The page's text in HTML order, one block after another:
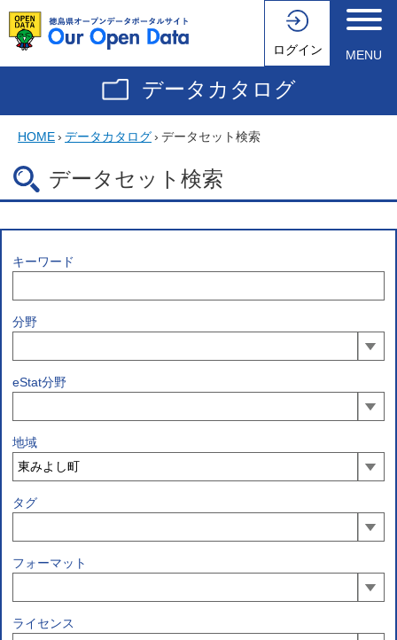
ログイン MENU
データカタログ
HOME› データカタログ› データセット検索
データセット検索
キーワード
分野
eStat分野
地域
タグ
フォーマット
ライセンス